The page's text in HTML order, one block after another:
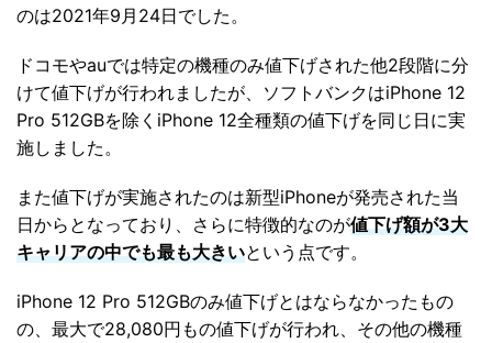
のは2021年9月24日でした。
ドコモやauでは特定の機種のみ値下げされた他2段階に分
けて値下げが行われましたが、ソフトバンクはiPhone 12
Pro 512GBを除くiPhone 12全種類の値下げを同じ日に実
施しました。
また値下げが実施されたのは新型iPhoneが発売された当
日からとなっており、さらに特徴的なのが値下げ額が3大
キャリアの中でも最も大きいという点です。
iPhone 12 Pro 512GBのみ値下げとはならなかったもの
の、最大で28,080円もの値下げが行われ、その他の機種